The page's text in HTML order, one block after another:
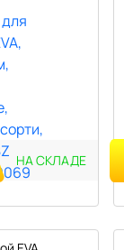
НА СКЛАДЕ